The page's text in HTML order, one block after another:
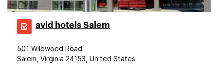
avid hotels Salem
501 Wildwood Road
Salem, Virginia 24153, United States